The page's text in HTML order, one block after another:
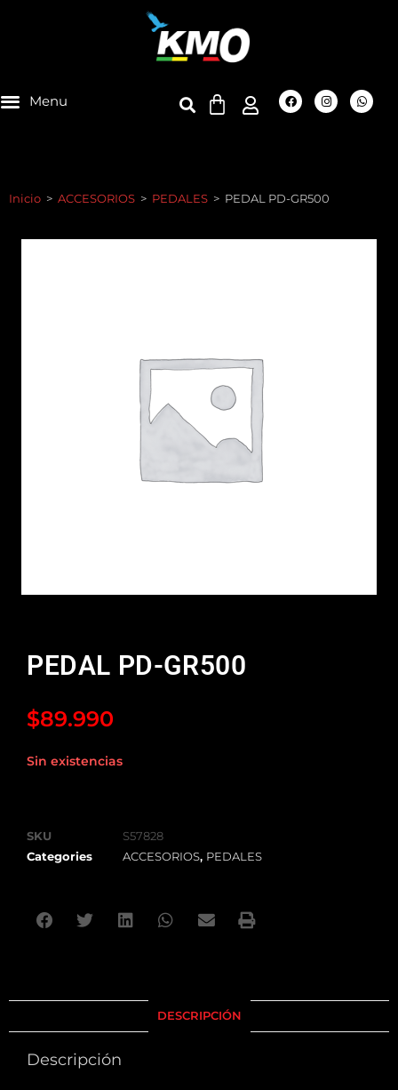
Inicio > ACCESORIOS > PEDALES > PEDAL PD-GR500
PEDAL PD-GR500
$89.990
Sin existencias
SKU
S57828
Categories
ACCESORIOS, PEDALES
DESCRIPCIÓN
Descripción